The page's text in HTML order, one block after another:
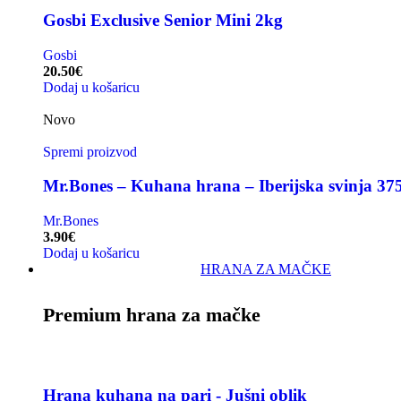
Gosbi Exclusive Senior Mini 2kg
Gosbi
20.50€
Dodaj u košaricu
Novo
Spremi proizvod
Mr.Bones – Kuhana hrana – Iberijska svinja
Mr.Bones
3.90€
Dodaj u košaricu
HRANA ZA MAČKE
Premium hrana za mačke
Hrana kuhana na pari - Jušni oblik